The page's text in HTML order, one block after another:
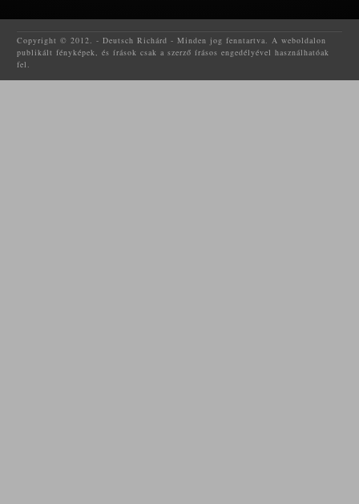
Copyright © 2012. - Deutsch Richárd - Minden jog fenntartva. A weboldalon
publikált fényképek, és írások csak a szerző írásos engedélyével használhatóak
fel.